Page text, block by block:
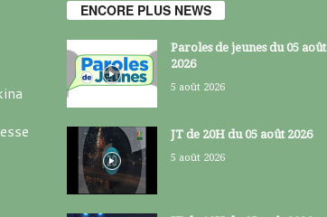
ENCORE PLUS NEWS
Paroles de jeunes du 05 août
2026
5 août 2026
JT de 20H du 05 août 2026
5 août 2026